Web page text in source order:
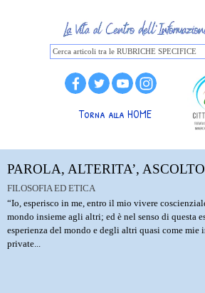
Torna alla HOME
PAROLA, ALTERITA’, ASCOLTO
FILOSOFIA ED ETICA
“Io, esperisco in me, entro il mio vivere
mondo insieme agli altri; ed è nel senso di questa
esperienza del mondo e degli altri quasi come
private...